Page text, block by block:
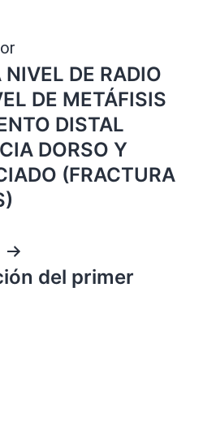
DE RADIO
DE METÁFISIS
DISTAL
DORSO Y
(FRACTURA
del primer